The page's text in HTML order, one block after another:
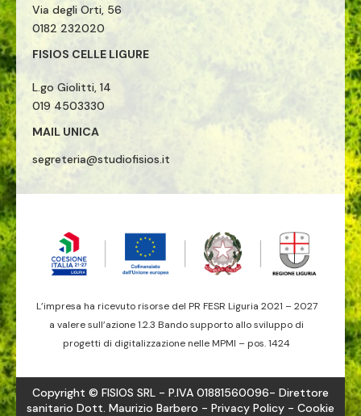
Via degli Orti, 56
0182 232020
FISIOS CELLE LIGURE
L.go Giolitti, 14
019 4503330
MAIL UNICA
segreteria@studiofisios.it
L’impresa ha ricevuto risorse del PR FESR Liguria 2021 – 2027
a valere sull’azione 1.2.3 Bando supporto allo sviluppo di
progetti di digitalizzazione nelle MPMI – pos. 1424
Copyright © FISIOS SRL - P.IVA 01881560096- Direttore
sanitario Dott. Maurizio Barbero - Privacy Policy - Cookie